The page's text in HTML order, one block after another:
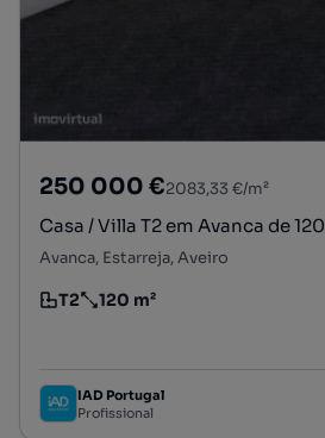
250 000 €2083,33 €/m²
Casa / Villa T2 em Avanca de
Avanca, Estarreja, Aveiro
Tipologia
T2
Preço por metro quadrado
120 m²
IAD Portugal
Profissional